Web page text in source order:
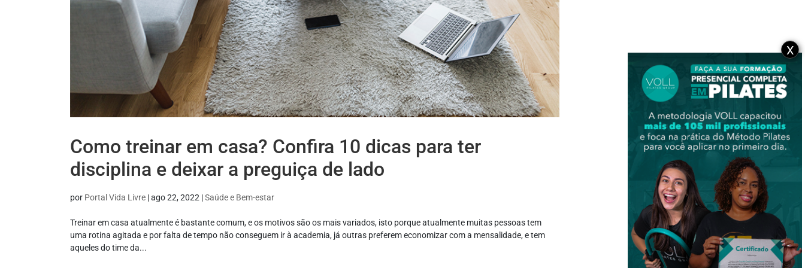
Como treinar em casa? Confira 10 dicas para ter
disciplina e deixar a preguiça de lado
por Portal Vida Livre |ago 22, 2022 |Saúde e Bem-estar
Treinar em casa atualmente é bastante comum, e os motivos são os mais variados, isto porque atualmente muitas pessoas tem
uma rotina agitada e por falta de tempo não conseguem ir à academia, já outras preferem economizar com a mensalidade, e tem
aqueles do time da...
X